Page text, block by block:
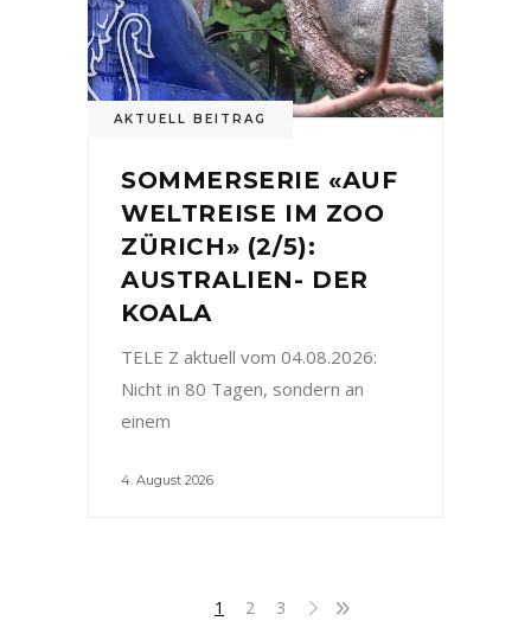
AKTUELL BEITRAG
SOMMERSERIE «AUF
WELTREISE IM ZOO
ZÜRICH» (2/5):
AUSTRALIEN- DER
KOALA
TELE Z aktuell vom 04.08.2026:
Nicht in 80 Tagen, sondern an
einem
4. August 2026
1 2 3